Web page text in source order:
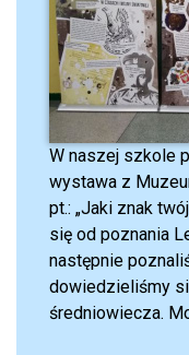
W naszej szkole
wystawa z
pt.: „Jaki znak
się od poznania
następnie
dowiedzieliśmy
średniowiecza.